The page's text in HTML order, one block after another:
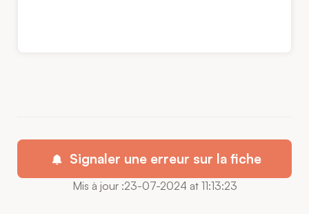
Signaler une erreur sur la fiche
Mis à jour :23-07-2024 at 11:13:23